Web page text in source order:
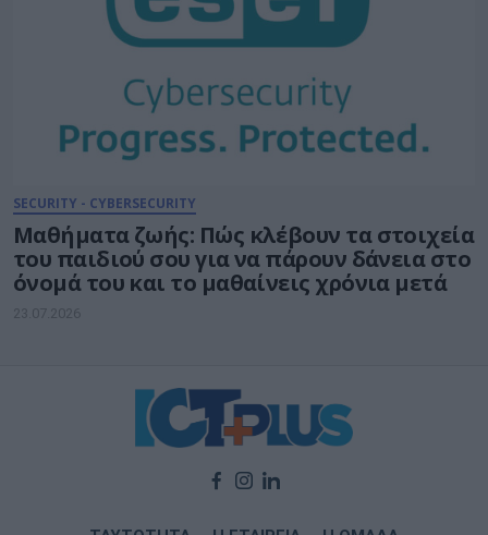
SECURITY - CYBERSECURITY
Μαθήματα ζωής: Πώς κλέβουν τα στοιχεία
του παιδιού σου για να πάρουν δάνεια στο
όνομά του και το μαθαίνεις χρόνια μετά
23.07.2026